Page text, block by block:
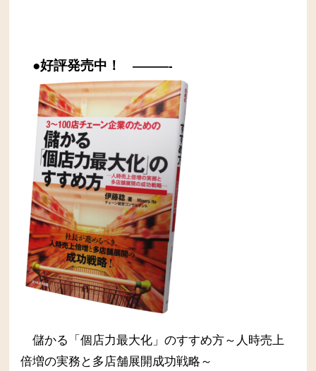
●好評発売中！ ———-
儲かる「個店力最大化」のすすめ方～人時売上
倍増の実務と多店舗展開成功戦略～